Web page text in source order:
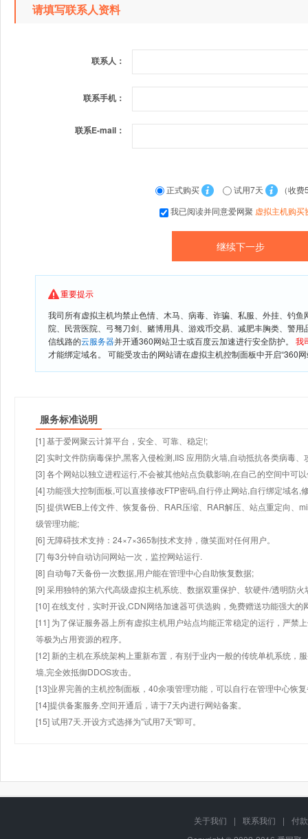
请填写联系人资料
联系人：
联系手机：
联系E-mail：
正式购买 试用7天
（收费
我已阅读并同意爱网聚 虚拟主机购买
重要提示
我司所有虚拟主机均禁止色情、木马、病毒、诈骗、私服、外挂、钓
院、民营医院、弓驽刀剑、赌博用具、游戏币交易、减肥丰胸类、警
信线路的云服务器并开通360网站卫士或百度云加速进行安全防护。 我
才能绑定域名。 可能受攻击的网站请在虚拟主机控制面板中开启“360
服务标准说明
[1] 基于爱网聚云计算平台，安全、可靠、稳定!;
[2] 实时文件防病毒保护,黑客入侵检测,IIS 应用防火墙,自动抵抗各类病毒、
[3] 各个网站以独立进程运行,不会被其他站点负载影响,在自己的空间中可
[4] 功能强大控制面板,可以直接修改FTP密码,自行停止网站,自行绑定域名,
[5] 提供WEB上传文件、恢复备份、RAR压缩、RAR解压、站点重定向、
级管理功能;
[6] 无障碍技术支持：24×7×365制技术支持，微笑面对任何用户。
[7] 每3分钟自动访问网站一次，监控网站运行.
[8] 自动每7天备份一次数据,用户能在管理中心自助恢复数据;
[9] 采用独特的第六代高级虚拟主机系统、数据双重保护、软硬件/透明防火
[10] 在线支付，实时开设,CDN网络加速器可供选购，免费赠送功能强大
[11] 为了保证服务器上所有虚拟主机用户站点均能正常稳定的运行，严禁
等极为占用资源的程序。
[12] 新的主机在系统架构上重新布置，有别于业内一般的传统单机系统，
墙,完全效抵御DDOS攻击。
[13]业界完善的主机控制面板，40余项管理功能，可以自行在管理中心恢
[14]提供备案服务,空间开通后，请于7天内进行网站备案。
[15] 试用7天.开设方式选择为"试用7天"即可。
关于我们 | 联系我们 |
付